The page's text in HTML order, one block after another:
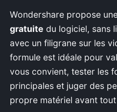
Wondershare propose
gratuite du logiciel, sans
avec un filigrane sur les
formule est idéale pour
vous convient, tester les
principales et juger des
propre matériel avant